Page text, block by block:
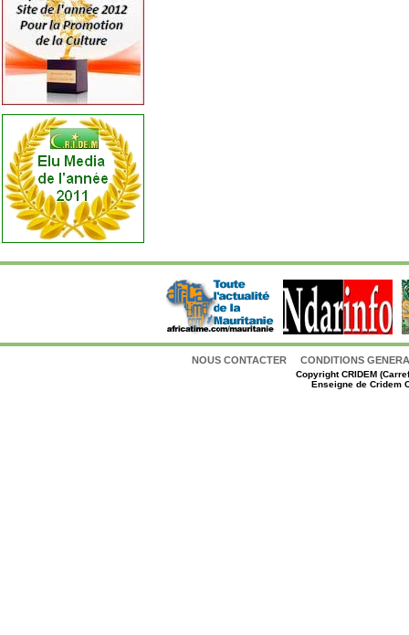
NOUS CONTACTER CONDITIONS
CopyrightCRIDEM
Enseigne de Cridem